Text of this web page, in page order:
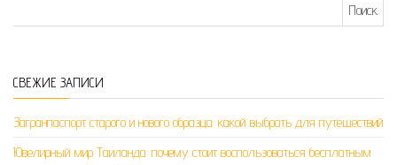
СВЕЖИЕ ЗАПИСИ
Загранпаспорт старого и нового образца: какой выбрать для путешествий
Ювелирный мир Таиланда: почему стоит воспользоваться бесплатным